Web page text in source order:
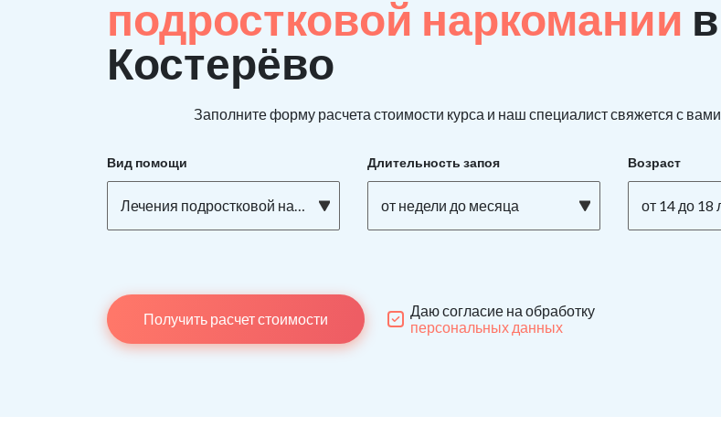
подростковой наркомании
Костерёво
Заполните форму расчета стоимости курса и наш специалист свяжется с
Вид помощи
Лечения подростковой наркомании
Длительность запоя
от недели до месяца
Возраст
от 14 до 18
Получить расчет стоимости
Даю согласие на обработку
персональных данных